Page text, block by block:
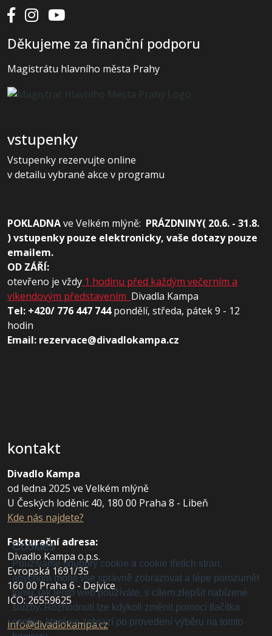
Děkujeme za finanční podporu
Magistrátu hlavního města Prahy
vstupenky
Vstupenky rezervujte online
v detailu vybrané akce v programu
POKLADNAve Velkém mlýně: PRÁZDNINY( 20.6. - 31.8.
) vstupenky pouze elektronicky, vaše dotazy pouze
emailem.
OD ZÁŘÍ:
otevřeno je vždy 1 hodinu před každým večerním a
víkendovým představením Divadla Kampa
Tel: +420/ 776 447 744pondělí, středa, pátek 9 - 12
hodin
Email: rezervace@divadlokampa.cz
kontakt
Divadlo Kampa
od ledna 2025 ve Velkém mlýně
U Českých loděnic 40, 180 00 Praha 8 - Libeň
Kde nás najdete?
Fakturační adresa:
Divadlo Kampa o.p.s.
Evropská 1691/35
160 00 Praha 6 - Dejvice
IČO: 26559625
info@divadlokampa.cz
Cookies
Používáme soubory cookie a cookie třetích stran,
abychom mohli vše správně zobrazovat a lépe porozumět
tomu, jak tento web používáte, s cílem zlepšit nabízené
služby. Rozhodnutí lze kdykoli změnit pomocí tlačítka
cookie, které se zobrazí po provedení výběru na tomto